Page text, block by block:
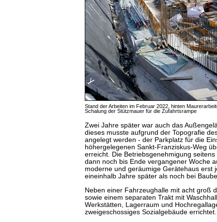
Stand der Arbeiten im Februar 2022, hinten
Schalung der Stützmauer für die Zufahrtsrampe
Zwei Jahre später war auch das
dieses musste aufgrund der Topografie
angelegt werden - der Parkplatz für die
höhergelegenen Sankt-Franziskus-Weg
erreicht. Die Betriebsgenehmigung
dann noch bis Ende vergangener Woche
moderne und geräumige Gerätehaus erst
eineinhalb Jahre später als noch bei
Neben einer Fahrzeughalle mit acht groß
sowie einem separaten Trakt mit
Werkstätten, Lagerraum und
zweigeschossiges Sozialgebäude errichtet.